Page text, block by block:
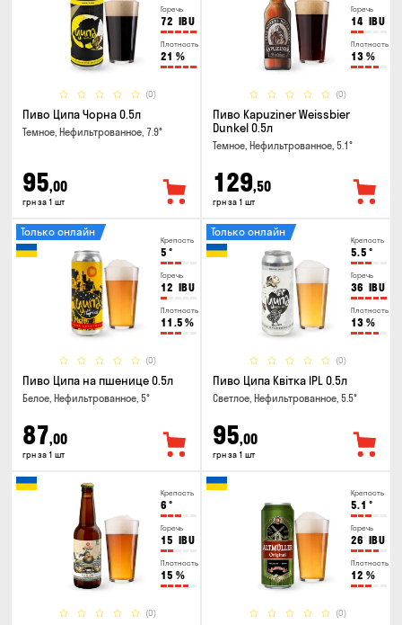
Горечь
72 IBU
Плотность
21 %
(0)
Пиво Ципа Чорна 0.5л
Темное, Нефильтрованное, 7.9°
95,00
грн за 1 шт
Горечь
14 IBU
Плотность
13 %
(0)
Пиво Kapuziner Weissbier
Dunkel 0.5л
Темное, Нефильтрованное, 5.1°
129,50
грн за 1 шт
Крепость
5 °
Горечь
12 IBU
Плотность
11.5 %
(0)
Только онлайн
Пиво Ципа на пшенице 0.5л
Белое, Нефильтрованное, 5°
87,00
грн за 1 шт
Крепость
5.5 °
Горечь
36 IBU
Плотность
13 %
(0)
Только онлайн
Пиво Ципа Квітка IPL 0.5л
Светлое, Нефильтрованное, 5.5°
95,00
грн за 1 шт
Крепость
6 °
Горечь
15 IBU
Плотность
15 %
(0)
Крепость
5.1 °
Горечь
26 IBU
Плотность
12 %
(0)